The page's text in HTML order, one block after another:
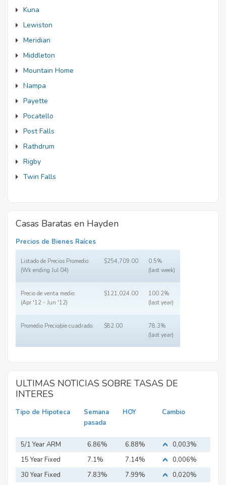
Kuna
Lewiston
Meridian
Middleton
Mountain Home
Nampa
Payette
Pocatello
Post Falls
Rathdrum
Rigby
Twin Falls
Casas Baratas en Hayden
Precios de Bienes Raíces
Listado de Precios Promedio:
(Wk ending Jul 04)
$254,709.00
0.5%
(last week)
Precio de venta medio:
(Apr '12 - Jun '12)
$121,024.00
100.2%
(last year)
Promedio Precio/pie cuadrado: $82.00
78.3%
(last year)
ULTIMAS NOTICIAS SOBRE TASAS DE
INTERES
Tipo de Hipoteca
Semana
pasada
HOY Cambio
5/1 Year ARM 6.86% 6.88%
0,003%
15 Year Fixed
Mortgage
7.1% 7.14%
0,006%
30 Year Fixed
7.83% 7.99%
0,020%